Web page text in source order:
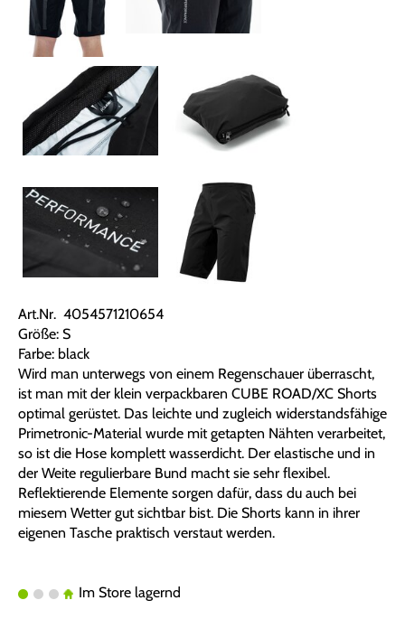
Art.Nr. 4054571210654
Größe: S
Farbe: black
Wird man unterwegs von einem Regenschauer überrascht,
ist man mit der klein verpackbaren CUBE ROAD/XC Shorts
optimal gerüstet. Das leichte und zugleich widerstandsfähige
Primetronic-Material wurde mit getapten Nähten verarbeitet,
so ist die Hose komplett wasserdicht. Der elastische und in
der Weite regulierbare Bund macht sie sehr flexibel.
Reflektierende Elemente sorgen dafür, dass du auch bei
miesem Wetter gut sichtbar bist. Die Shorts kann in ihrer
eigenen Tasche praktisch verstaut werden.
Im Store lagernd